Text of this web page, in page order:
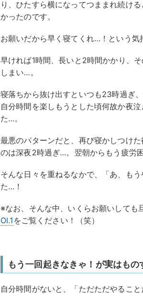
り、ひたすら横になってつままれ続け
かったのです。
お願いだから早く寝てくれ…！という気
早ければ1時間、長いと2時間かかり、
しまい…。
寝落ちから抜け出すといつも23時過ぎ
自分時間を楽しもうとした頃何故か夜
た…。
最悪のパターンだと、再び寝かしつけ
のは深夜2時過ぎ…。翌朝からもう疲労
そんな日々を重ねるなかで、「あ、も
た…！
※なお、そんな中、いくらお願いしても
Ol.1 をご覧ください！（笑）
もう一回起きなきゃ！が実はもの
自分時間がないと、「ただただやるこ